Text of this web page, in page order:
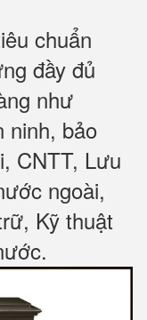
chuẩn
đầy đủ
như
ninh, bảo
CNTT, Lưu
ngoài,
Kỹ thuật
.